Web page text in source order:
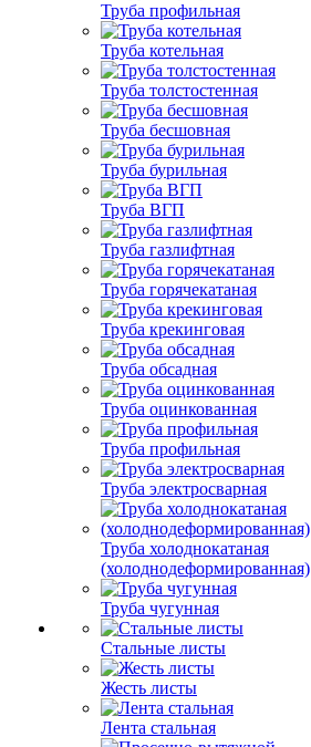
Труба профильная
Труба котельная
Труба толстостенная
Труба бесшовная
Труба бурильная
Труба ВГП
Труба газлифтная
Труба горячекатаная
Труба крекинговая
Труба обсадная
Труба оцинкованная
Труба профильная
Труба электросварная
Труба холоднокатаная
(холоднодеформированная)
Труба чугунная
Стальные листы
Жесть листы
Лента стальная